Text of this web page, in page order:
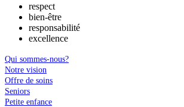
respect
bien-être
responsabilité
excellence
Qui sommes-nous?
Notre vision
Offre de soins
Seniors
Petite enfance